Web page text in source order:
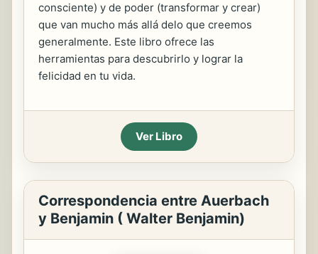
consciente) y de poder (transformar y crear)
que van mucho más allá delo que creemos
generalmente. Este libro ofrece las
herramientas para descubrirlo y lograr la
felicidad en tu vida.
Ver Libro
Correspondencia entre Auerbach
y Benjamin ( Walter Benjamin)